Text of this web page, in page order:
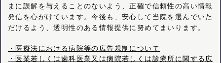
まに誤解を与えることのないよう、正確で信頼性の高い情報
発信を心がけています。今後も、安心して当院を選んでいた
だけるよう、透明性のある情報提供に努めてまいります。
・医療法における病院等の広告規制について
・医業若しくは歯科医業又は病院若しくは診療所に関する広